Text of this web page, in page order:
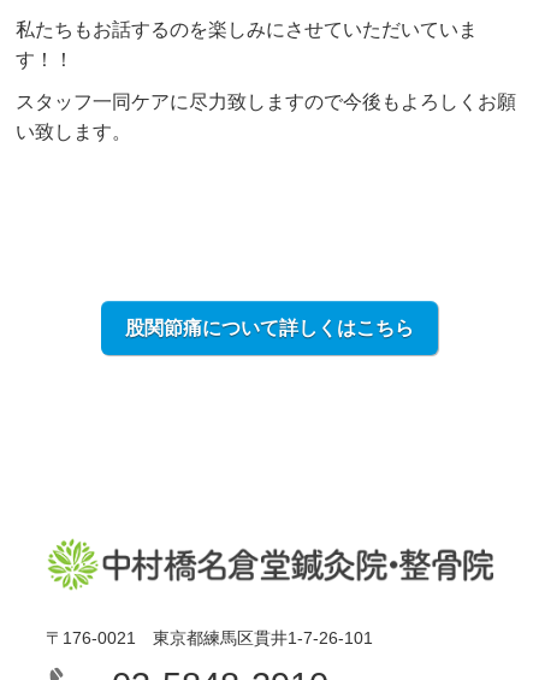
私たちもお話するのを楽しみにさせていただいていま
す！！
スタッフ一同ケアに尽力致しますので今後もよろしくお願
い致します。
股関節痛について詳しくはこちら
〒176-0021 東京都練馬区貫井1-7-26-101